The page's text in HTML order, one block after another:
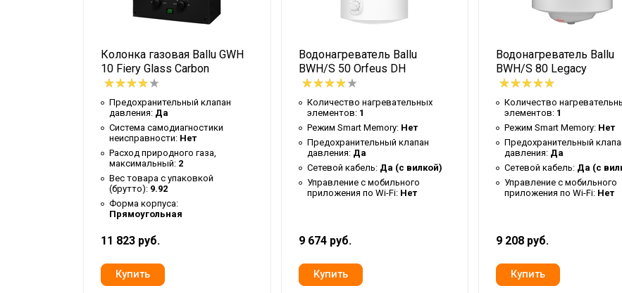
Гарантийный документ
Гарантийный талон
Тип дисплея
Информативный LED
Цвет корпуса
Резьба входного патрубка
Ширина упаковки товара
Резьба выходного
патрубка
Диаметр дымохода
Розжиг горелки
природного газа
Бренд
Колонка газовая Ballu GWH
10 Fiery Glass Carbon
Предохранительный клапан
давления: Да
Система самодиагностики
неисправности: Нет
Расход природного газа,
максимальный: 2
Вес товара с упаковкой
(брутто): 9.92
Форма корпуса:
Прямоугольная
11 823 руб.
Водонагреватель Ballu
BWH/S 50 Orfeus DH
Количество нагревательных
элементов: 1
Режим Smart Memory: Нет
Предохранительный клапан
давления: Да
Сетевой кабель: Да (с вилкой)
Управление c мобильного
приложения по Wi-Fi: Нет
9 674 руб.
Водонагреватель Ballu
BWH/S 80 Legacy
Количество
элементов: 1
Режим Smart Memory: Нет
Предохранительный
давления: Да
Сетевой кабель: Да (с
Управление c мобильного
приложения по Wi-Fi: Нет
9 208 руб.